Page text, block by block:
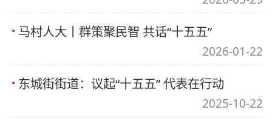
马村人大丨群策聚民智 共话“十五五”
2026-01-22
东城街街道：议起“十五五” 代表在行动
2025-10-22